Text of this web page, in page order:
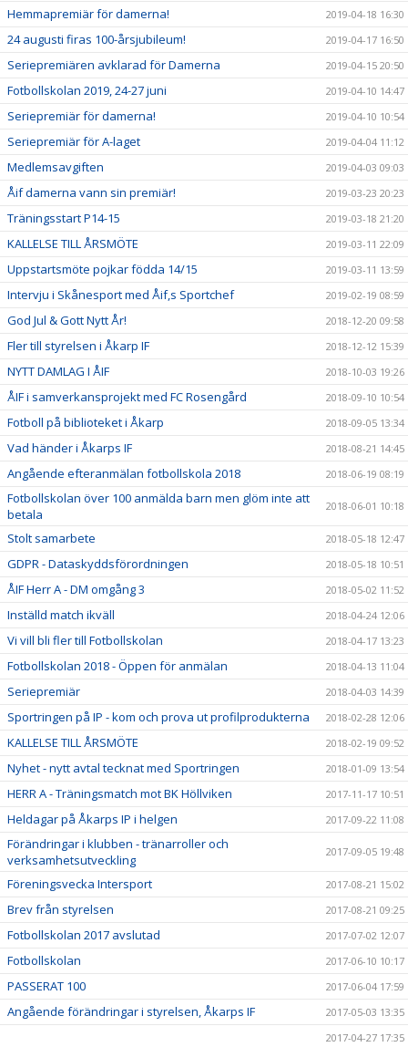
Hemmapremiär för damerna! 2019-04-18 16:30
24 augusti firas 100-årsjubileum! 2019-04-17 16:50
Seriepremiären avklarad för Damerna 2019-04-15 20:50
Fotbollskolan 2019, 24-27 juni 2019-04-10 14:47
Seriepremiär för damerna! 2019-04-10 10:54
Seriepremiär för A-laget 2019-04-04 11:12
Medlemsavgiften 2019-04-03 09:03
Åif damerna vann sin premiär! 2019-03-23 20:23
Träningsstart P14-15 2019-03-18 21:20
KALLELSE TILL ÅRSMÖTE 2019-03-11 22:09
Uppstartsmöte pojkar födda 14/15 2019-03-11 13:59
Intervju i Skånesport med Åif,s Sportchef 2019-02-19 08:59
God Jul & Gott Nytt År! 2018-12-20 09:58
Fler till styrelsen i Åkarp IF 2018-12-12 15:39
NYTT DAMLAG I ÅIF 2018-10-03 19:26
ÅIF i samverkansprojekt med FC Rosengård 2018-09-10 10:54
Fotboll på biblioteket i Åkarp 2018-09-05 13:34
Vad händer i Åkarps IF 2018-08-21 14:45
Angående efteranmälan fotbollskola 2018 2018-06-19 08:19
Fotbollskolan över 100 anmälda barn men glöm inte att
betala
2018-06-01 10:18
Stolt samarbete 2018-05-18 12:47
GDPR - Dataskyddsförordningen 2018-05-18 10:51
ÅIF Herr A - DM omgång 3 2018-05-02 11:52
Inställd match ikväll 2018-04-24 12:06
Vi vill bli fler till Fotbollskolan 2018-04-17 13:23
Fotbollskolan 2018 - Öppen för anmälan 2018-04-13 11:04
Seriepremiär 2018-04-03 14:39
Sportringen på IP - kom och prova ut profilprodukterna 2018-02-28 12:06
KALLELSE TILL ÅRSMÖTE 2018-02-19 09:52
Nyhet - nytt avtal tecknat med Sportringen 2018-01-09 13:54
HERR A - Träningsmatch mot BK Höllviken 2017-11-17 10:51
Heldagar på Åkarps IP i helgen 2017-09-22 11:08
Förändringar i klubben - tränarroller och
verksamhetsutveckling
2017-09-05 19:48
Föreningsvecka Intersport 2017-08-21 15:02
Brev från styrelsen 2017-08-21 09:25
Fotbollskolan 2017 avslutad 2017-07-02 12:07
Fotbollskolan 2017-06-10 10:17
PASSERAT 100 2017-06-04 17:59
Angående förändringar i styrelsen, Åkarps IF
2017-05-03 13:35
2017-04-27 17:35